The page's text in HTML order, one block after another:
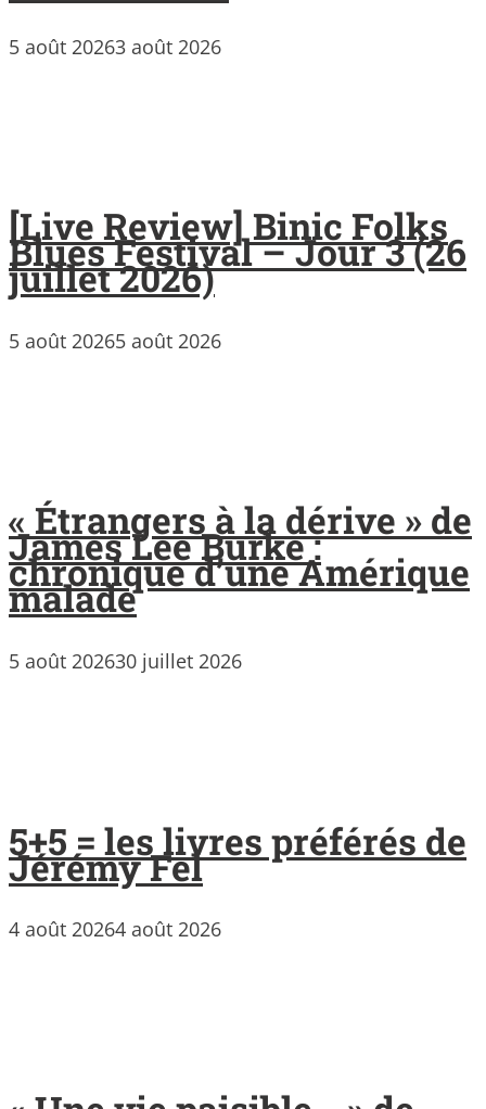
5 août 20263 août 2026
[Live Review] Binic Folks
Blues Festival – Jour 3 (26
juillet 2026)
5 août 20265 août 2026
« Étrangers à la dérive » de
James Lee Burke :
chronique d’une Amérique
malade
5 août 202630 juillet 2026
5+5 = les livres préférés de
Jérémy Fel
4 août 20264 août 2026